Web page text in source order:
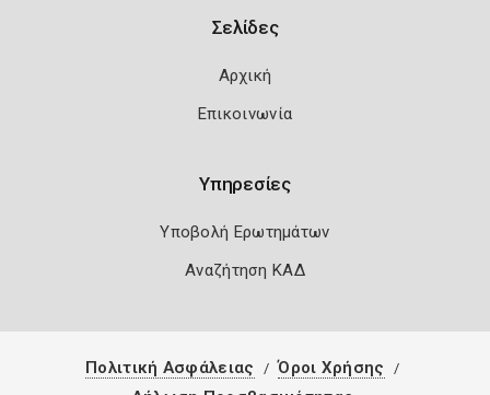
Σελίδες
Αρχική
Επικοινωνία
Υπηρεσίες
Υποβολή Ερωτημάτων
Αναζήτηση ΚΑΔ
Πολιτική Ασφάλειας
Όροι Χρήσης